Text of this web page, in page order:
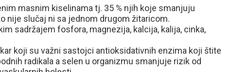
masnim kiselinama tj. 35 % njih koje smanjuju
nije slučaj ni sa jednom drugom žitaricom.
sadržajem fosfora, magnezija, kalcija, kalija, cinka,
koji su važni sastojci antioksidativnih enzima koji štite
radikala a selen u organizmu smanjuje rizik od